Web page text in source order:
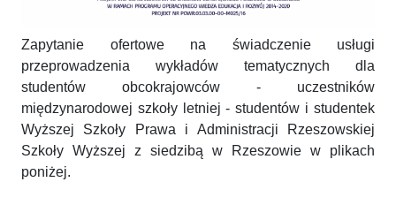
Zapytanie ofertowe na świadczenie usługi
przeprowadzenia wykładów tematycznych dla
studentów obcokrajowców - uczestników
międzynarodowej szkoły letniej - studentów i studentek
Wyższej Szkoły Prawa i Administracji Rzeszowskiej
Szkoły Wyższej z siedzibą w Rzeszowie w plikach
poniżej.